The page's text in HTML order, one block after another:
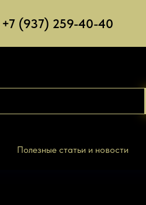
+7 (937) 259-40-40
Полезные статьи и новости